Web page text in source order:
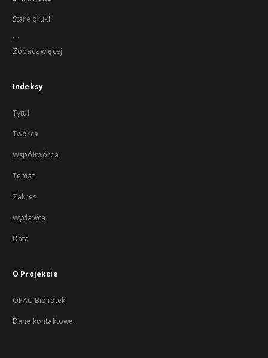
Stare druki
...
Zobacz więcej
Indeksy
Tytuł
Twórca
Współtwórca
Temat
Zakres
Wydawca
Data
O Projekcie
OPAC Biblioteki
Dane kontaktowe